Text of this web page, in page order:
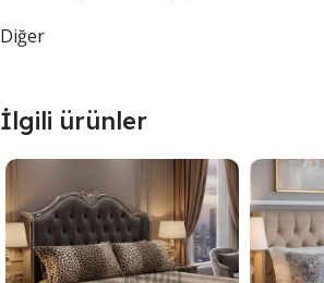
Diğer
İlgili ürünler